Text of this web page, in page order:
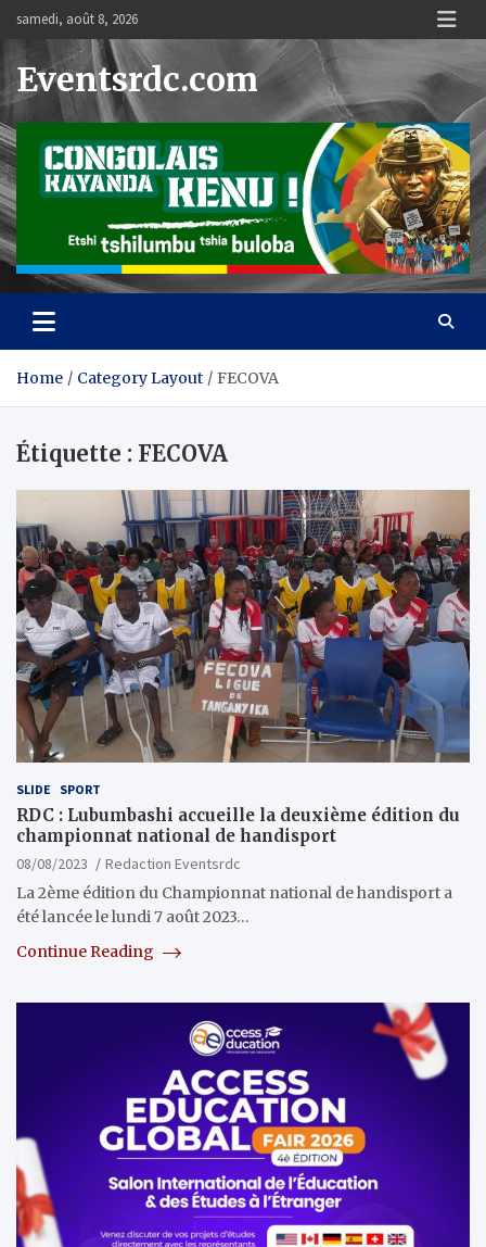
content
samedi, août 8, 2026
Eventsrdc.com
Home Category Layout FECOVA
Étiquette : FECOVA
SLIDE SPORT
RDC : Lubumbashi accueille la deuxième édition du
championnat national de handisport
08/08/2023
Redaction Eventsrdc
La 2ème édition du Championnat national de handisport a
été lancée le lundi 7 août 2023…
Continue Reading